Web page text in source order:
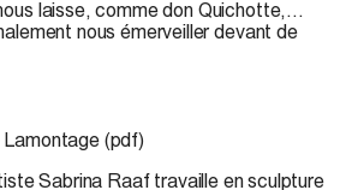
laisse, comme don Quichotte,
nous émerveiller devant de
Lamontage (pdf)
Sabrina Raaftravaille en sculpture